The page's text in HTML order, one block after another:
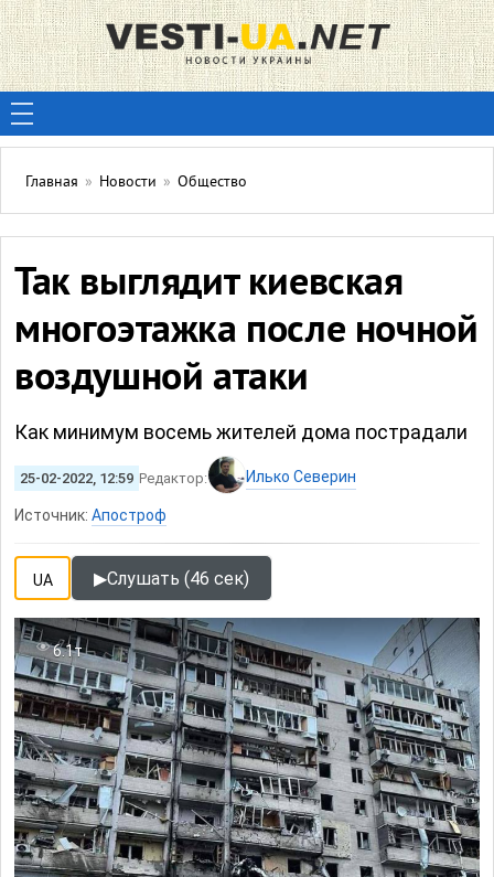
Главная » Новости » Общество
Так выглядит киевская
многоэтажка после ночной
воздушной атаки
Как минимум восемь жителей дома пострадали
25-02-2022, 12:59 Редактор: Илько Северин
Источник: Апостроф
UA ▶Слушать (46 сек)
6.1т